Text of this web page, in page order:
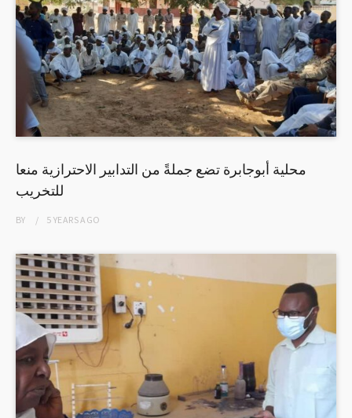
محلية أبوجابرة تضع جملةً من التدابير الاحترازية منعا
للتخريب
BY 5 YEARSAGO